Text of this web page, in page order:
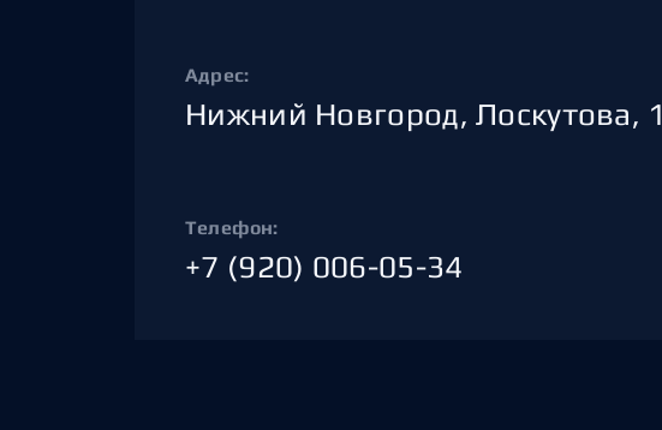
Адрес:
Нижний Новгород, Лоскутова,
Телефон:
+7 (920) 006-05-34